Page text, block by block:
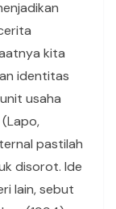
kita
identitas
usaha
pastilah
disorot. Ide
lain, sebut